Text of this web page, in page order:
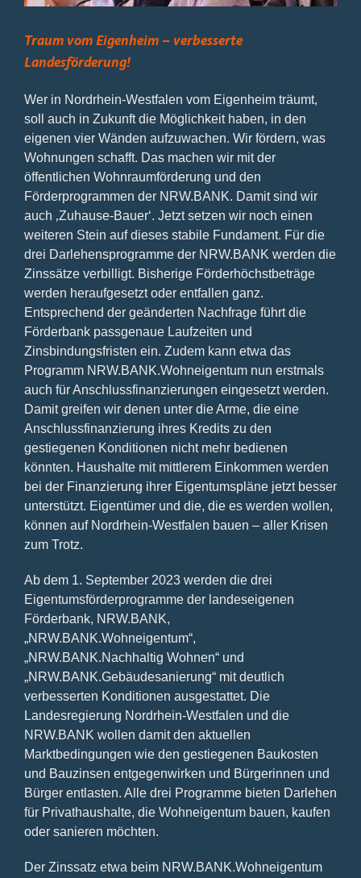
Traum vom Eigenheim – verbesserte
Landesförderung!
Wer in Nordrhein-Westfalen vom Eigenheim träumt,
soll auch in Zukunft die Möglichkeit haben, in den
eigenen vier Wänden aufzuwachen. Wir fördern, was
Wohnungen schafft. Das machen wir mit der
öffentlichen Wohnraumförderung und den
Förderprogrammen der NRW.BANK. Damit sind wir
auch ‚Zuhause-Bauer‘. Jetzt setzen wir noch einen
weiteren Stein auf dieses stabile Fundament. Für die
drei Darlehensprogramme der NRW.BANK werden die
Zinssätze verbilligt. Bisherige Förderhöchstbeträge
werden heraufgesetzt oder entfallen ganz.
Entsprechend der geänderten Nachfrage führt die
Förderbank passgenaue Laufzeiten und
Zinsbindungsfristen ein. Zudem kann etwa das
Programm NRW.BANK.Wohneigentum nun erstmals
auch für Anschlussfinanzierungen eingesetzt werden.
Damit greifen wir denen unter die Arme, die eine
Anschlussfinanzierung ihres Kredits zu den
gestiegenen Konditionen nicht mehr bedienen
könnten. Haushalte mit mittlerem Einkommen werden
bei der Finanzierung ihrer Eigentumspläne jetzt besser
unterstützt. Eigentümer und die, die es werden wollen,
können auf Nordrhein-Westfalen bauen – aller Krisen
zum Trotz.
Ab dem 1. September 2023 werden die drei
Eigentumsförderprogramme der landeseigenen
Förderbank, NRW.BANK,
„NRW.BANK.Wohneigentum“,
„NRW.BANK.Nachhaltig Wohnen“ und
„NRW.BANK.Gebäudesanierung“ mit deutlich
verbesserten Konditionen ausgestattet. Die
Landesregierung Nordrhein-Westfalen und die
NRW.BANK wollen damit den aktuellen
Marktbedingungen wie den gestiegenen Baukosten
und Bauzinsen entgegenwirken und Bürgerinnen und
Bürger entlasten. Alle drei Programme bieten Darlehen
für Privathaushalte, die Wohneigentum bauen, kaufen
oder sanieren möchten.
Der Zinssatz etwa beim NRW.BANK.Wohneigentum